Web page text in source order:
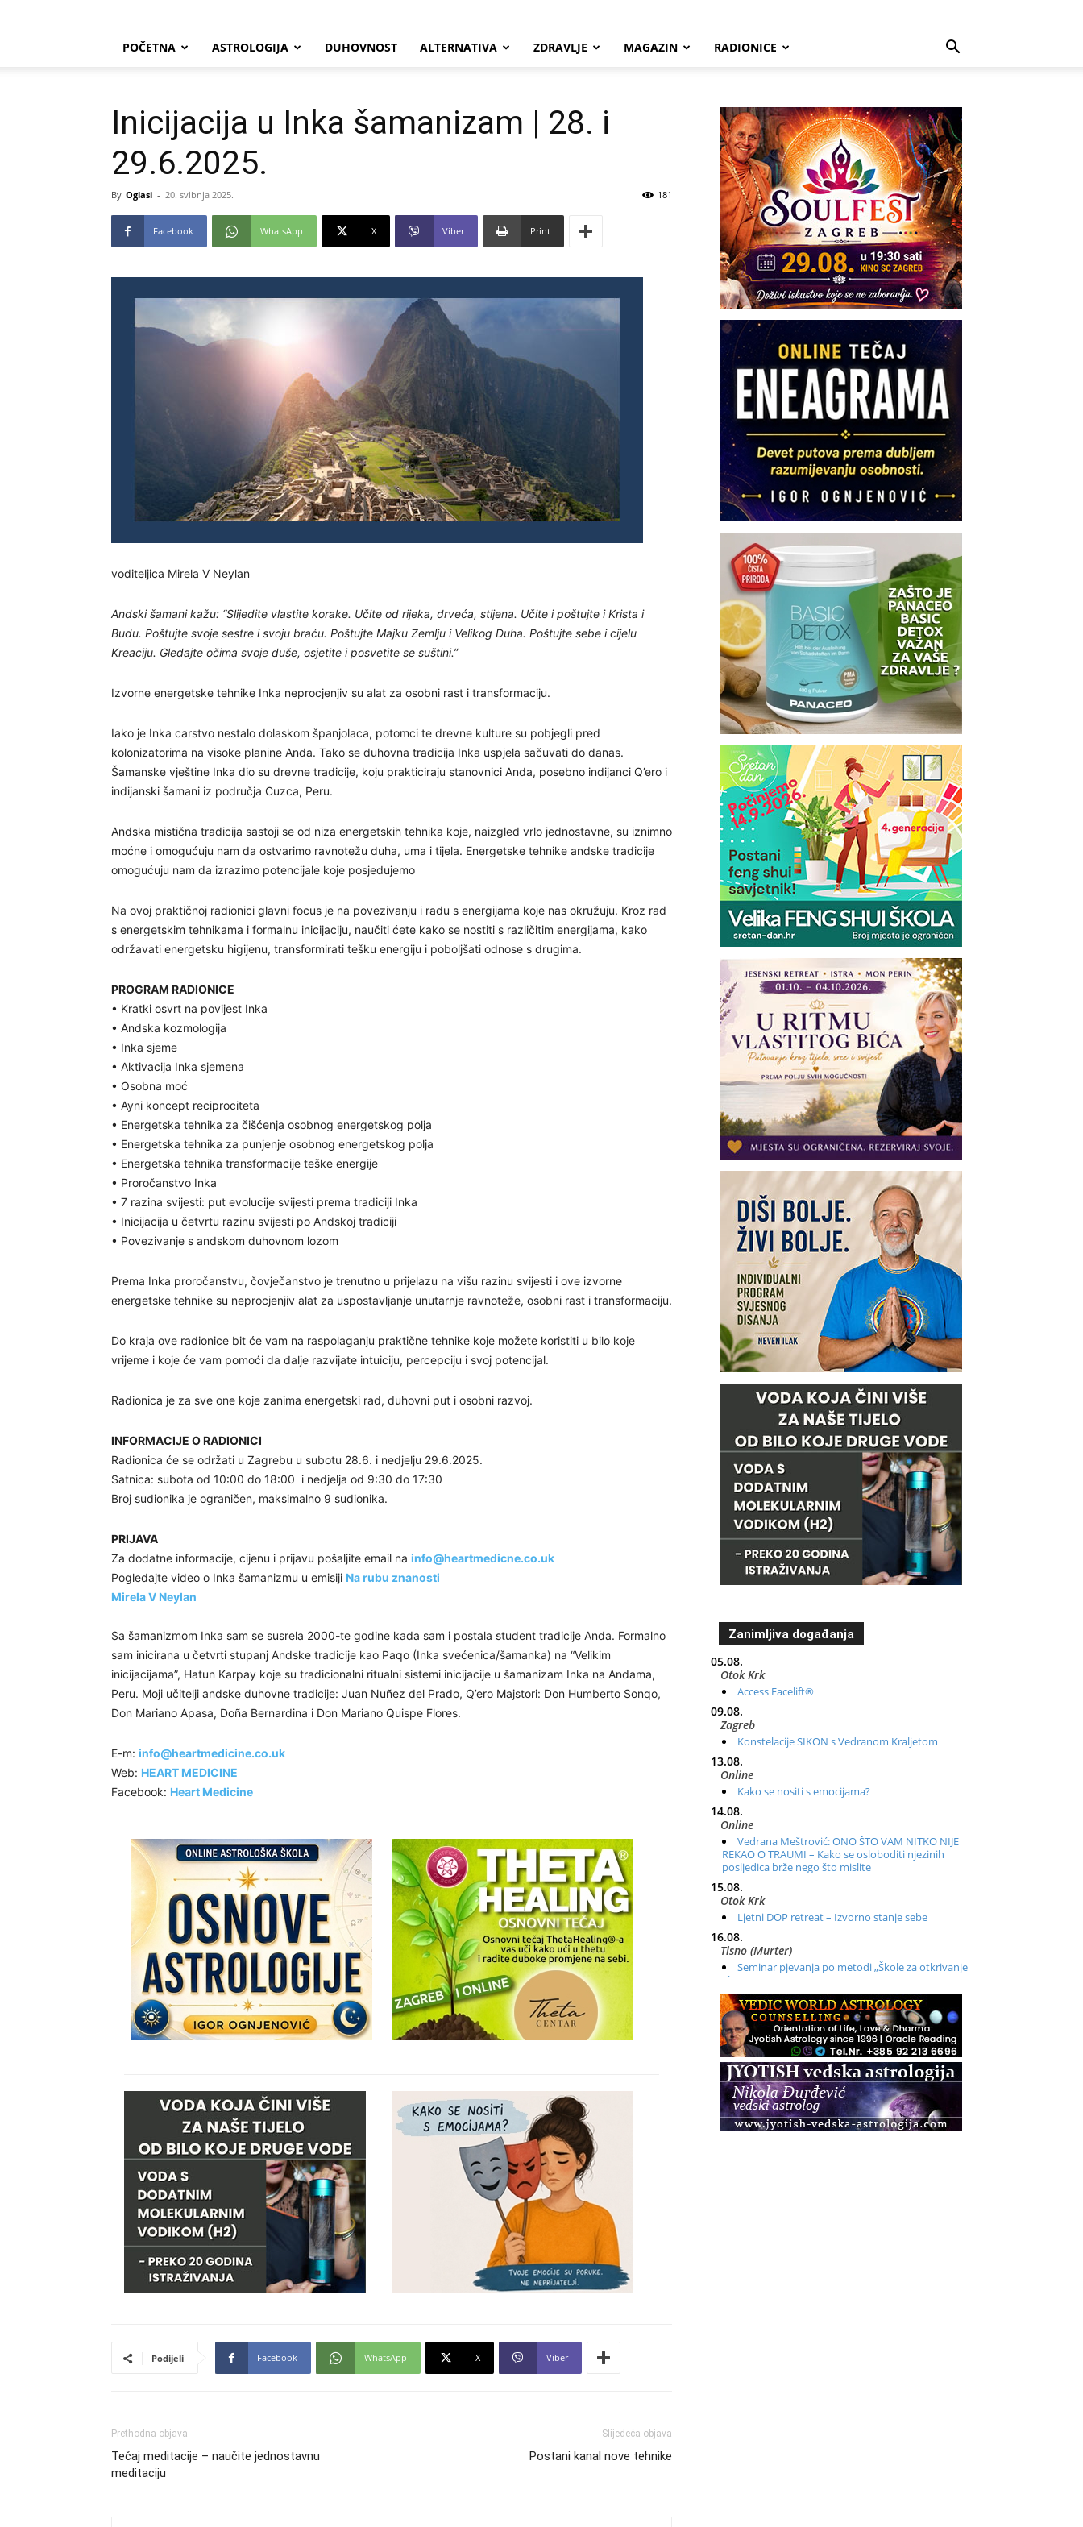
POČETNA ASTROLOGIJA DUHOVNOST ALTERNATIVA ZDRAVLJE MAGAZIN RADIONICE
Inicijacija u Inka šamanizam | 28. i
29.6.2025.
By Oglasi - 20. svibnja 2025. 181
Facebook WhatsApp X Viber Print
voditeljica Mirela V Neylan
Andski šamani kažu: “Slijedite vlastite korake. Učite od rijeka, drveća, stijena. Učite ipoštujte i Krista i
Budu. Poštujte svoje sestre i svoju braću. Poštujte Majku Zemlju i Velikog Duha. Poštujte sebe i cijelu
Kreaciju. Gledajte očima svoje duše, osjetite i posvetite se suštini.”
Izvorne energetske tehnike Inka neprocjenjiv su alat za osobni rast i transformaciju.
Iako je Inka carstvo nestalo dolaskom španjolaca, potomci te drevne kulture su pobjegli pred
kolonizatorima na visoke planine Anda. Tako se duhovna tradicija Inka uspjela sačuvati do danas.
Šamanske vještine Inka dio su drevne tradicije, koju prakticiraju stanovnici Anda, posebno indijanci Q’ero i
indijanski šamani iz područja Cuzca, Peru.
Andska mistična tradicija sastoji se od niza energetskih tehnika koje, naizgled vrlo jednostavne, su iznimno
moćne i omogućuju nam da ostvarimo ravnotežu duha, uma i tijela. Energetske tehnike andske tradicije
omogućuju nam da izrazimo potencijale koje posjedujemo
Na ovoj praktičnoj radionici glavni focus je na povezivanju i radu s energijama koje nas okružuju. Kroz rad
s energetskim tehnikama i formalnu inicijaciju, naučiti ćete kako se nostiti s različitim energijama, kako
održavati energetsku higijenu, transformirati tešku energiju i poboljšati odnose s drugima.
PROGRAM RADIONICE
• Kratki osvrt na povijest Inka
• Andska kozmologija
• Inka sjeme
• Aktivacija Inka sjemena
• Osobna moć
• Ayni koncept reciprociteta
• Energetska tehnika za čišćenja osobnog energetskog polja
• Energetska tehnika za punjenje osobnog energetskog polja
• Energetska tehnika transformacije teške energije
• Proročanstvo Inka
• 7 razina svijesti: put evolucije svijesti prema tradiciji Inka
• Inicijacija u četvrtu razinu svijesti po Andskoj tradiciji
• Povezivanje s andskom duhovnom lozom
Prema Inka proročanstvu, čovječanstvo je trenutno u prijelazu na višu razinu svijesti i ove izvorne
energetske tehnike su neprocjenjiv alat za uspostavljanje unutarnje ravnoteže, osobni rast i transformaciju.
Do kraja ove radionice bit će vam na raspolaganju praktične tehnike koje možete koristiti u bilo koje
vrijeme i koje će vam pomoći da dalje razvijate intuiciju, percepciju i svoj potencijal.
Radionica je za sve one koje zanima energetski rad, duhovni put i osobni razvoj.
INFORMACIJE O RADIONICI
Radionica će se održati u Zagrebu u subotu 28.6. i nedjelju 29.6.2025.
Satnica: subota od 10:00 do 18:00 i nedjelja od 9:30 do 17:30
Broj sudionika je ograničen, maksimalno 9 sudionika.
PRIJAVA
Za dodatne informacije, cijenu i prijavu pošaljite email na info@heartmedicne.co.uk
Pogledajte video o Inka šamanizmu u emisiji Na rubu znanosti
Mirela V Neylan
Sa šamanizmom Inka sam se susrela 2000-te godine kada sam i postala student tradicije Anda. Formalno
sam inicirana u četvrti stupanj Andske tradicije kao Paqo (Inka svećenica/šamanka) na “Velikim
inicijacijama”, Hatun Karpay koje su tradicionalni ritualni sistemi inicijacije u šamanizam Inka na Andama,
Peru. Moji učitelji andske duhovne tradicije: Juan Nuñez del Prado, Q’ero Majstori: Don Humberto Sonqo,
Don Mariano Apasa, Doña Bernardina i Don Mariano Quispe Flores.
E-m: info@heartmedicine.co.uk
Web: HEART MEDICINE
Facebook: Heart Medicine
Podijeli Facebook WhatsApp X Viber
Prethodna objava
Tečaj meditacije – naučite jednostavnu
meditaciju
Slijedeća objava
Postani kanal nove tehnike
Zanimljiva događanja
05.08.
Otok Krk
Access Facelift®
09.08.
Zagreb
Konstelacije SIKON s Vedranom Kraljetom
13.08.
Online
Kako se nositi s emocijama?
14.08.
Online
Vedrana Meštrović: ONO ŠTO VAM NITKO NIJE
REKAO O TRAUMI – Kako se osloboditi njezinih
posljedica brže nego što mislite
15.08.
Otok Krk
Ljetni DOP retreat – Izvorno stanje sebe
16.08.
Tisno (Murter)
Seminar pjevanja po metodi „Škole za otkrivanje
glasa“
20.08.
Online
Radionica: Pomagači iz drugih dimenzija Online –
otvoreno za sve
21.08.
Zagreb+Online
Osnovni ThetaHealing® tečaj, Zagreb i Online
22.08.
Pula